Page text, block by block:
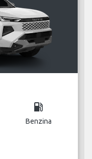
local_gas_station
Benzina